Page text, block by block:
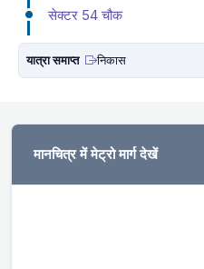
सेक्टर 54 चौक
यात्रा समाप्त निकास
मानचित्र में मेट्रो मार्ग देखें